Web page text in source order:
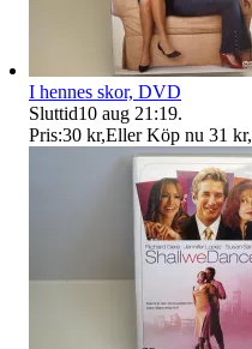
I hennes skor, DVD
Sluttid10 aug 21:19.
Pris:30 kr,Eller Köp nu 31 kr,